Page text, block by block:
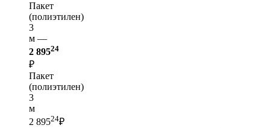
Пакет
(полиэтилен)
3
м —
2 89524
₽
Пакет
(полиэтилен)
3
м
2 89524₽